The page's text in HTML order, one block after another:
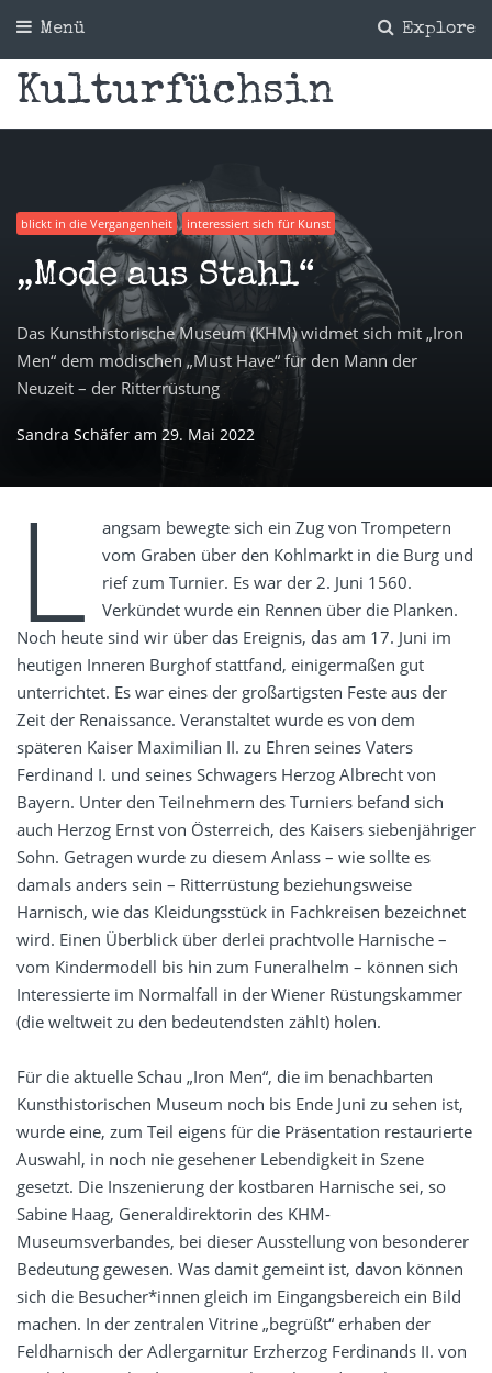
Explore
Menü
Kulturfüchsin
blickt in die Vergangenheit interessiert sich für Kunst
„Mode aus Stahl“
Das Kunsthistorische Museum (KHM) widmet sich mit „Iron
Men“ dem modischen „Must Have“ für den Mann der
Neuzeit – der Ritterrüstung
Sandra Schäfer am 29. Mai 2022
L
angsam bewegte sich ein Zug von Trompetern
vom Graben über den Kohlmarkt in die Burg und
rief zum Turnier. Es war der 2. Juni 1560.
Verkündet wurde ein Rennen über die Planken.
Noch heute sind wir über das Ereignis, das am 17. Juni im
heutigen Inneren Burghof stattfand, einigermaßen gut
unterrichtet. Es war eines der großartigsten Feste aus der
Zeit der Renaissance. Veranstaltet wurde es von dem
späteren Kaiser Maximilian II. zu Ehren seines Vaters
Ferdinand I. und seines Schwagers Herzog Albrecht von
Bayern. Unter den Teilnehmern des Turniers befand sich
auch Herzog Ernst von Österreich, des Kaisers siebenjähriger
Sohn. Getragen wurde zu diesem Anlass – wie sollte es
damals anders sein – Ritterrüstung beziehungsweise
Harnisch, wie das Kleidungsstück in Fachkreisen bezeichnet
wird. Einen Überblick über derlei prachtvolle Harnische –
vom Kindermodell bis hin zum Funeralhelm – können sich
Interessierte im Normalfall in der Wiener Rüstungskammer
(die weltweit zu den bedeutendsten zählt) holen.
Für die aktuelle Schau „Iron Men“, die im benachbarten
Kunsthistorischen Museum noch bis Ende Juni zu sehen ist,
wurde eine, zum Teil eigens für die Präsentation restaurierte
Auswahl, in noch nie gesehener Lebendigkeit in Szene
gesetzt. Die Inszenierung der kostbaren Harnische sei, so
Sabine Haag, Generaldirektorin des KHM-
Museumsverbandes, bei dieser Ausstellung von besonderer
Bedeutung gewesen. Was damit gemeint ist, davon können
sich die Besucher*innen gleich im Eingangsbereich ein Bild
machen. In der zentralen Vitrine „begrüßt“ erhaben der
Feldharnisch der Adlergarnitur Erzherzog Ferdinands II. von